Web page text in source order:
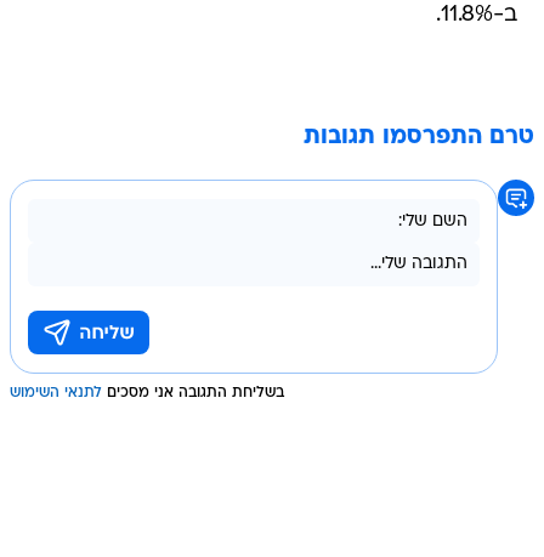
ב-11.8%.
טרם התפרסמו תגובות
בשליחת התגובה אני מסכים לתנאי השימוש